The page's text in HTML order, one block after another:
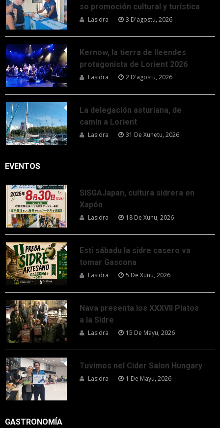
so promoción cultural y turística
Lasidra 3 D'agostu, 2026
Kernow, la tierra de lleendes
protagonista de Lorient 2026
Lasidra 2 D'agostu, 2026
La delegación asturiana, de
camín a Lorient
Lasidra 31 De Xunetu, 2026
EVENTOS
SISGAJapan, cultura sidrera en
Xapón
Lasidra 18 De Xunu, 2026
Esti sábadu la sidre casero va
tomar Gascona
Lasidra 5 De Xunu, 2026
Nava presenta los XXXVII Platos
a la Sidre
Lasidra 15 De Mayu, 2026
Tuvimos nel Cider Salon Hungary
Lasidra 1 De Mayu, 2026
GASTRONOMÍA